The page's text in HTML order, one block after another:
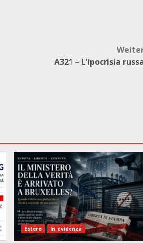
A321 – L’ipocrisia
Estero In evidenza